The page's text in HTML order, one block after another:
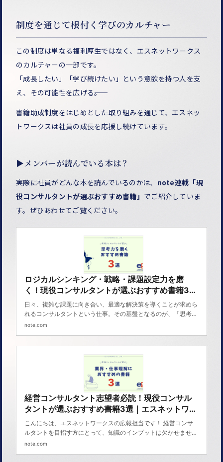
制度を通じて根付く学びのカルチャー
この制度は単なる福利厚生ではなく、エスネットワークス
のカルチャーの一部です。
「成長したい」「学び続けたい」という意欲を持つ人を支
え、その可能性を広げる――。
書籍助成制度をはじめとした取り組みを通じて、エスネッ
トワークスは社員の成長を応援し続けています。
▶メンバーが読んでいる本は？
実際に社員がどんな本を読んでいるのかは、 note連載「現
役コンサルタントが選ぶおすすめ書籍」 でご紹介していま
す。ぜひあわせてご覧ください。
ロジカルシンキング・戦略・課題設定力を磨
く！現役コンサルタントが選ぶおすすめ書籍3選
｜エスネットワークス
日々、複雑な課題に向き合い、最適な解決策を導くことが求めら
れるコンサルタントという仕事。その基盤となるのが、「思考
力」です。 今回は、エスネットワークスのコンサルタントにも
コンサルタントの必須スキルの一つです。本書では、論理展開の
基本である「ピラミッドストラクチャー」や「MECE」など、思
考を整理するためのフレームワークがわかりやすく紹介されてい
ます。 実際のビジネスシーンを題材にした解説も多く、
note.com
経営コンサルタント志望者必読！現役コンサル
タントが選ぶおすすめ書籍3選｜エスネットワー
クス
こんにちは、エスネットワークスの広報担当です！ 経営コンサ
ルタントを目指す方にとって、知識のインプットは欠かせませ
ん。特に、会計の専門知識だけでなく、経営戦略やビジネスの視
note.com